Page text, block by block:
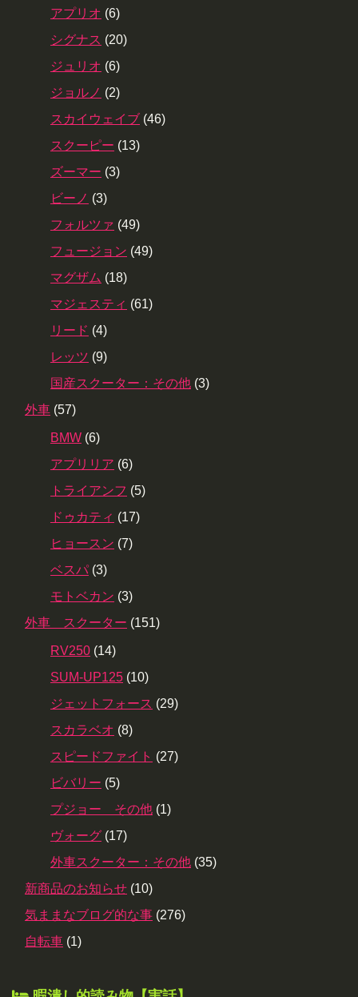
アプリオ (6)
シグナス (20)
ジュリオ (6)
ジョルノ (2)
スカイウェイブ (46)
スクーピー (13)
ズーマー (3)
ビーノ (3)
フォルツァ (49)
フュージョン (49)
マグザム (18)
マジェスティ (61)
リード (4)
レッツ (9)
国産スクーター：その他 (3)
外車 (57)
BMW (6)
アプリリア (6)
トライアンフ (5)
ドゥカティ (17)
ヒョースン (7)
ベスパ (3)
モトベカン (3)
外車 スクーター (151)
RV250 (14)
SUM-UP125 (10)
ジェットフォース (29)
スカラベオ (8)
スピードファイト (27)
ビバリー (5)
プジョー その他 (1)
ヴォーグ (17)
外車スクーター：その他 (35)
新商品のお知らせ (10)
気ままなブログ的な事 (276)
自転車 (1)